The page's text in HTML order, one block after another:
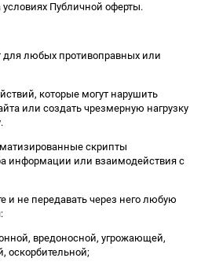
Публичной оферты.
для любых противоправных или
которые могут нарушить
или создать чрезмерную нагрузку
скрипты
информации или взаимодействия с
и не передавать через него любую
вредоносной, угрожающей,
оскорбительной;